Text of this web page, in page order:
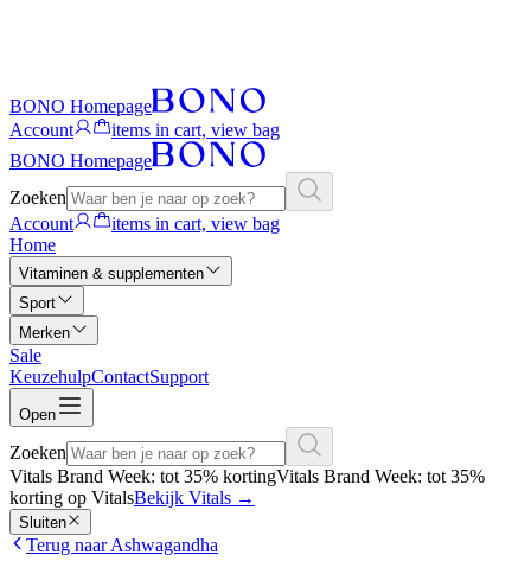
BONO Homepage
Account
items in cart, view bag
BONO Homepage
Zoeken
Account
items in cart, view bag
Home
Vitaminen & supplementen
Sport
Merken
Sale
KeuzehulpContactSupport
Open
Zoeken
Vitals Brand Week: tot 35% kortingVitals Brand Week: tot 35%
korting op VitalsBekijk Vitals →
Sluiten
Terug naar Ashwagandha